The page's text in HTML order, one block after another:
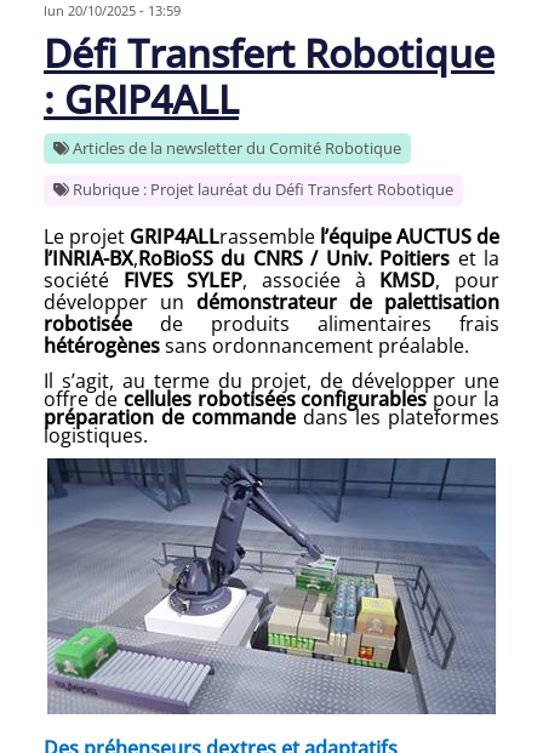
lun 20/10/2025 - 13:59
Défi Transfert Robotique
: GRIP4ALL
Articles de la newsletter du Comité Robotique
Rubrique : Projet lauréat du Défi Transfert Robotique
Le projet GRIP4ALLrassemble l’équipe AUCTUS de
l’INRIA-BX,RoBioSS du CNRS / Univ. Poitiers et la
société FIVES SYLEP, associée à KMSD, pour
développer un démonstrateur de palettisation
robotisée de produits alimentaires frais
hétérogènessans ordonnancement préalable.
Il s’agit, au terme du projet, de développer une
offre de cellules robotisées configurablespour la
préparation de commande dans les plateformes
logistiques.